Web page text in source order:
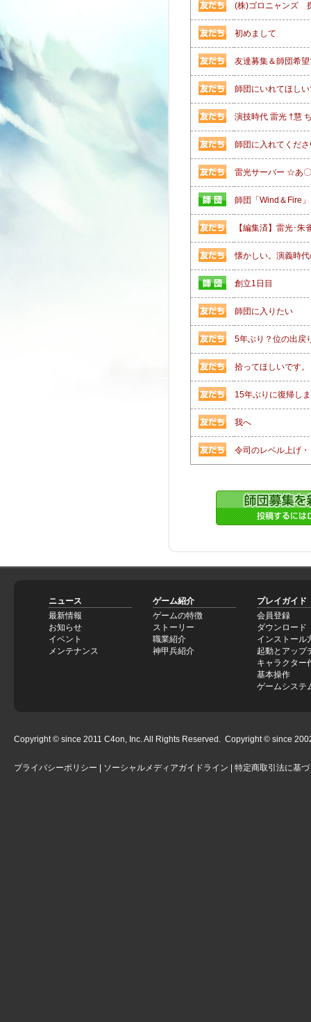
(株)ゴロニャンズ
初めまして
友達募集＆師団希
師団にいれてほし
演技時代 雷光 †慧
師団に入れてくだ
雷光サーバー ☆あ
師団「Wind＆Fire」
【編集済】雷光･朱
懐かしい。演義時
創立1日目
師団に入りたい
5年ぶり？位の出戻
拾ってほしいです。
15年ぶりに復帰し
我へ
令司のレベル上げ
ニュース
最新情報
お知らせ
イベント
メンテナンス
ゲーム紹介
ゲームの特徴
ストーリー
職業紹介
神甲兵紹介
プレイガイド
会員登録
ダウンロード
インストール
起動とアップ
キャラクター
基本操作
ゲームシステ
Copyright © since 2011 C4on, Inc. All Rights Reserved. Copyright © since
プライバシーポリシー ソーシャルメディアガイドライン 特定商取引法に基